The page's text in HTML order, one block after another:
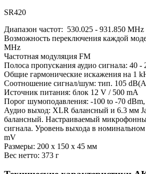
SR420
Диапазон частот: 530.025 - 931.850 MHz
Возможность переключения каждой
MHz
Частотная модуляция FM
Полоса пропускания аудио сигнала: 40 -
Общие гармонические искажения на 1
Соотношение сигнал/шум: тип. 105
Источник питания: блок 12 V / 500 mA
Порог шумоподавления: -100 to -70
Аудио выход: XLR балансный и 6.3 мм
балансный. Настраиваемый
сигнала. Уровень выхода в
mV
Размеры: 200 x 150 x 45 мм
Вес нетто: 373 г